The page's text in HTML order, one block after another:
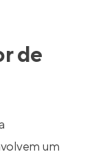
de
um